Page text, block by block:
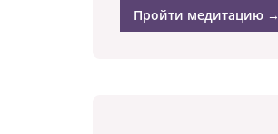
Пройти медитацию →